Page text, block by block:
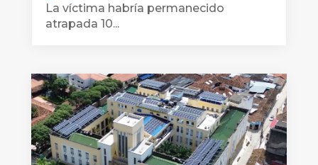
La víctima habría permanecido
atrapada 10...